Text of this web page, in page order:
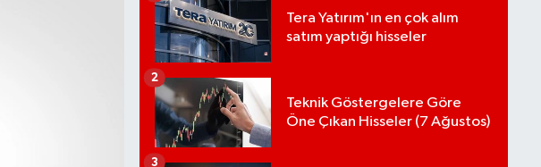
Tera Yatırım'ın en çok alım
satım yaptığı hisseler
Teknik Göstergelere Göre
Öne Çıkan Hisseler (7 Ağustos)
2
3